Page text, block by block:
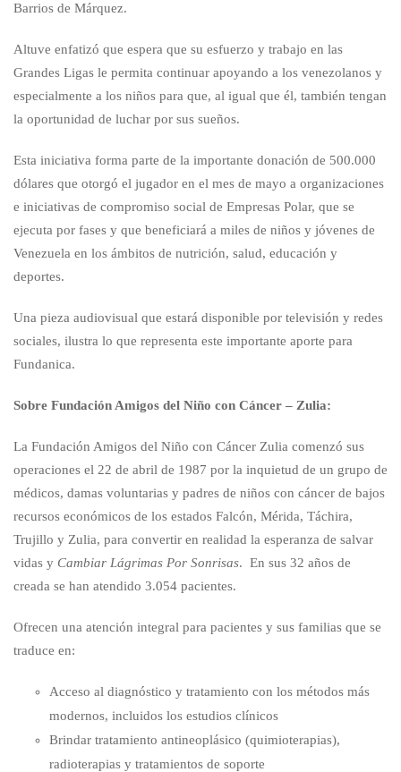
Barrios de Márquez.
Altuve enfatizó que espera que su esfuerzo y trabajo en las
Grandes Ligas le permita continuar apoyando a los venezolanos y
especialmente a los niños para que, al igual que él, también tengan
la oportunidad de luchar por sus sueños.
Esta iniciativa forma parte de la importante donación de 500.000
dólares que otorgó el jugador en el mes de mayo a organizaciones
e iniciativas de compromiso social de Empresas Polar, que se
ejecuta por fases y que beneficiará a miles de niños y jóvenes de
Venezuela en los ámbitos de nutrición, salud, educación y
deportes.
Una pieza audiovisual que estará disponible por televisión y redes
sociales, ilustra lo que representa este importante aporte para
Fundanica.
Sobre Fundación Amigos del Niño con Cáncer – Zulia:
La Fundación Amigos del Niño con Cáncer Zulia comenzó sus
operaciones el 22 de abril de 1987 por la inquietud de un grupo de
médicos, damas voluntarias y padres de niños con cáncer de bajos
recursos económicos de los estados Falcón, Mérida, Táchira,
Trujillo y Zulia, para convertir en realidad la esperanza de salvar
vidas y Cambiar Lágrimas Por Sonrisas. En sus 32 años de
creada se han atendido 3.054 pacientes.
Ofrecen una atención integral para pacientes y sus familias que se
traduce en:
Acceso al diagnóstico y tratamiento con los métodos más
modernos, incluidos los estudios clínicos
Brindar tratamiento antineoplásico (quimioterapias),
radioterapias y tratamientos de soporte